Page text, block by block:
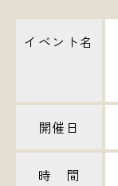
イベント名
開催日
時 間